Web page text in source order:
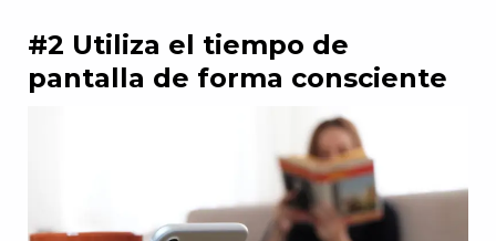
#2 Utiliza el tiempo de
pantalla de forma consciente